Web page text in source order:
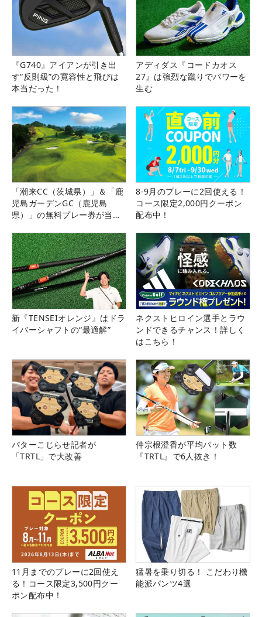
『G740』アイアンが引き出
す“反則級”の寛容性と飛びは
本当だった！
アディダス『コードカオス
27』は強烈な蹴りでパワーを
生む
「潮来CC（茨城県）」＆「鹿
児島ガーデンGC（鹿児島
県）」の無料プレー券が当た
8-9月のプレーに2回使える！
コース限定2,000円クーポン
配布中！
新『TENSEIオレンジ』はドラ
イバーシャフトの“最適解”
ネクストヒロイン選手とラウ
ンドできるチャンス！詳しく
はこちら！
パターこじらせ記者が
「TRTL」で大改善
仲宗根澄香が平均パット数
『TRTL』で6人抜き！
11月までのプレーに2回使え
る！コース限定3,500円クー
ポン配布中！
猛暑を乗り切る！ こだわり機
能派パンツ4選